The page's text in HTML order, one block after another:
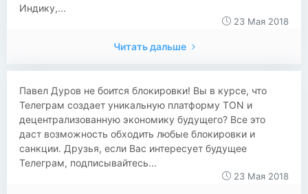
Индику,...
23 Мая 2018
Читать дальше
Павел Дуров не боится блокировки! Вы в курсе, что
Телеграм создает уникальную платформу TON и
децентрализованную экономику будущего? Все это
даст возможность обходить любые блокировки и
санкции. Друзья, если Вас интересует будущее
Телеграм, подписывайтесь...
23 Мая 2018